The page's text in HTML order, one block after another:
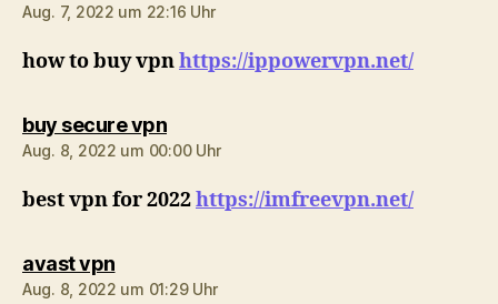
Aug. 7, 2022 um 22:16 Uhr
how to buy vpnhttps://ippowervpn.net/
buy secure vpnsagt:
Aug. 8, 2022 um 00:00 Uhr
best vpn for 2022https://imfreevpn.net/
avast vpnsagt:
Aug. 8, 2022 um 01:29 Uhr